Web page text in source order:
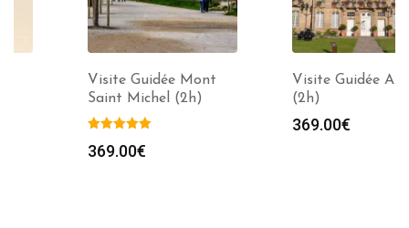
Visite Guidée Mont
Saint Michel (2h)
Visite Guidée Alençon